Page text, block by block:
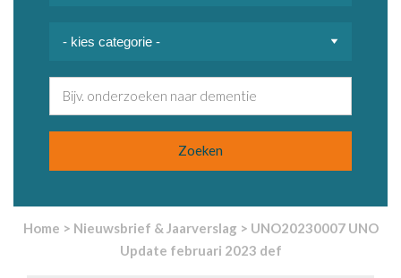
Home > Nieuwsbrief & Jaarverslag > UNO20230007 UNO
Update februari 2023 def